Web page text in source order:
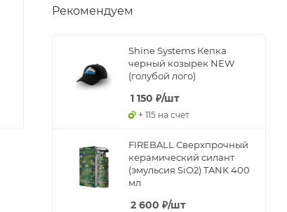
Рекомендуем
Shine Systems Кепка
черный козырек NEW
(голубой лого)
1 150 ₽/шт
+ 115 на счет
FIREBALL Сверхпрочный
керамический силант
(эмульсия SiO2) TANK 400
мл
2 600 ₽/шт